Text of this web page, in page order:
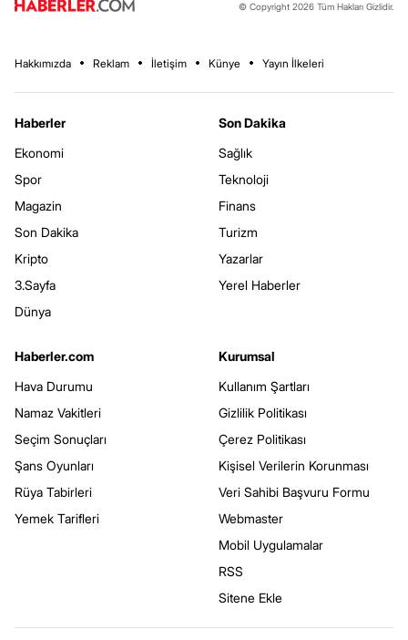
© Copyright 2026 Tüm Hakları Gizlidir.
Hakkımızda Reklam İletişim Künye Yayın İlkeleri
Haberler
Ekonomi
Spor
Magazin
Son Dakika
Kripto
3.Sayfa
Dünya
Son Dakika
Sağlık
Teknoloji
Finans
Turizm
Yazarlar
Yerel Haberler
Haberler.com
Hava Durumu
Namaz Vakitleri
Seçim Sonuçları
Şans Oyunları
Rüya Tabirleri
Yemek Tarifleri
Kurumsal
Kullanım Şartları
Gizlilik Politikası
Çerez Politikası
Kişisel Verilerin Korunması
Veri Sahibi Başvuru Formu
Webmaster
Mobil Uygulamalar
RSS
Sitene Ekle